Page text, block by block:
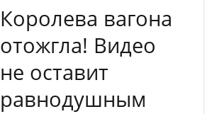
Королева вагона
отожгла! Видео
не оставит
равнодушным